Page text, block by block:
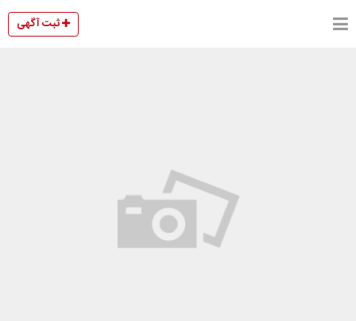
ثبت آگهی